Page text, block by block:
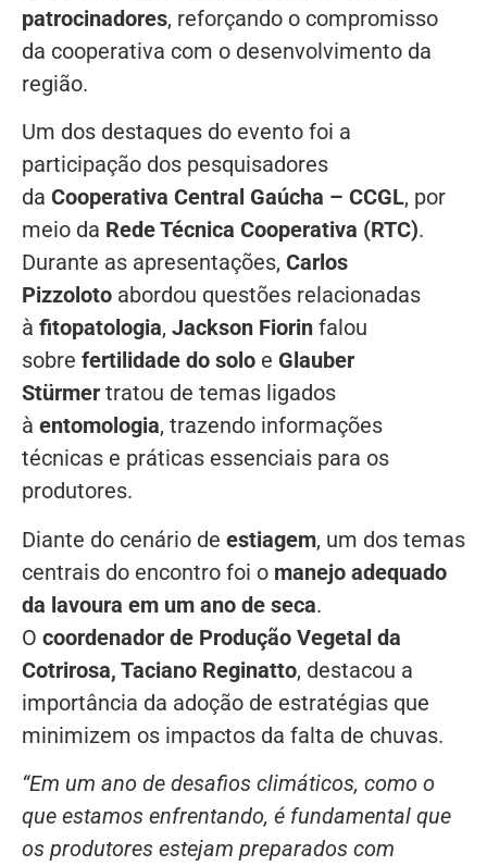
patrocinadores, reforçando o compromisso
da cooperativa com o desenvolvimento da
região.
Um dos destaques do evento foi a
participação dos pesquisadores
da Cooperativa Central Gaúcha – CCGL, por
meio da Rede Técnica Cooperativa (RTC).
Durante as apresentações, Carlos
Pizzoloto abordou questões relacionadas
à fitopatologia, Jackson Fiorin falou
sobre fertilidade do solo e Glauber
Stürmer tratou de temas ligados
à entomologia, trazendo informações
técnicas e práticas essenciais para os
produtores.
Diante do cenário de estiagem, um dos temas
centrais do encontro foi o manejo adequado
da lavoura em um ano de seca.
O coordenador de Produção Vegetal da
Cotrirosa, Taciano Reginatto, destacou a
importância da adoção de estratégias que
minimizem os impactos da falta de chuvas.
“Em um ano de desafios climáticos, como o
que estamos enfrentando, é fundamental que
os produtores estejam preparados com